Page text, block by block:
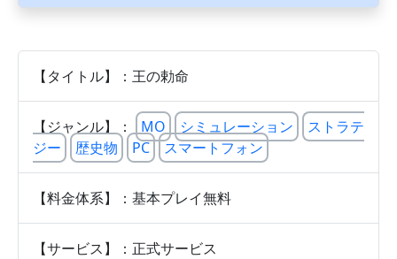
【タイトル】：王の勅命
【ジャンル】： MO シミュレーション
ストラテ
ジー
歴史物 PC スマートフォン
【料金体系】：基本プレイ無料
【サービス】：正式サービス